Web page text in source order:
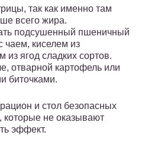
так как именно там
всего жира.
подсушенный пшеничный
чаем, киселем из
из ягод сладких сортов.
отварной картофель или
биточками.
и стол безопасных
не оказывают
эффект.